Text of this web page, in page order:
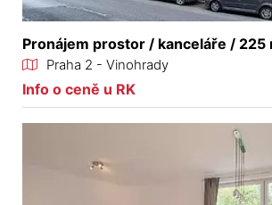
Pronájem prostor / kanceláře / 225
Praha 2 - Vinohrady
Info o ceně u RK